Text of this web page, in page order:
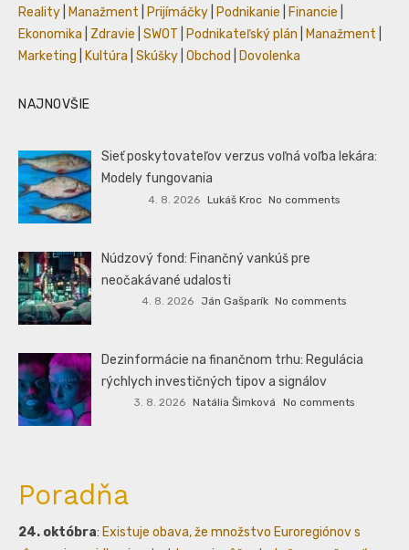
Reality
Manažment Prijímáčky Podnikanie Financie
Ekonomika
Zdravie SWOT Podnikateľský plán Manažment
Marketing
Kultúra Skúšky Obchod Dovolenka
NAJNOVŠIE
Sieť poskytovateľov verzus voľná voľba lekára:
Modely fungovania
4. 8. 2026 Lukáš Kroc No comments
Núdzový fond: Finančný vankúš pre
neočakávané udalosti
4. 8. 2026 Ján Gašparík No comments
Dezinformácie na finančnom trhu: Regulácia
rýchlych investičných tipov a signálov
3. 8. 2026 Natália Šimková No comments
Poradňa
24. októbra: Existuje obava, že množstvo Euroregiónov s